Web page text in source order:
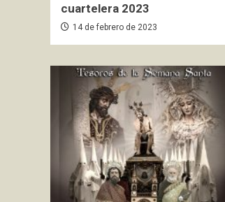
cuartelera 2023
14 de febrero de 2023